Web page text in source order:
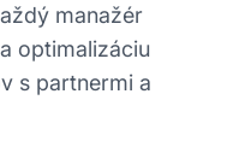
manažér
optimalizáciu
s partnermi a